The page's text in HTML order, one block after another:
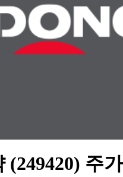
(249420) 주